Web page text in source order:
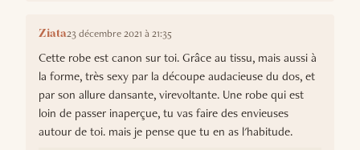
Ziata23 décembre 2021 à 21:35
Cette robe est canon sur toi. Grâce au tissu, mais aussi à
la forme, très sexy par la découpe audacieuse du dos, et
par son allure dansante, virevoltante. Une robe qui est
loin de passer inaperçue, tu vas faire des envieuses
autour de toi. mais je pense que tu en as l'habitude.